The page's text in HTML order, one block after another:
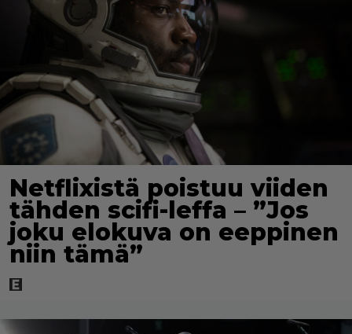
Netflixistä poistuu viiden
tähden scifi-leffa – ”Jos
joku elokuva on eeppinen
niin tämä”